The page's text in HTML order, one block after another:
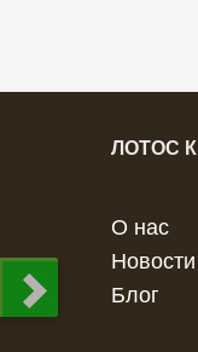
ЛОТОС К
О нас
Новости
Блог